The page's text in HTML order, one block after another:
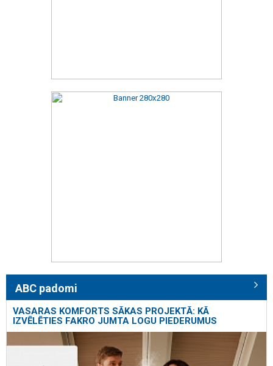
ABC padomi
VASARAS KOMFORTS SĀKAS PROJEKTĀ: KĀ
IZVĒLĒTIES FAKRO JUMTA LOGU PIEDERUMUS